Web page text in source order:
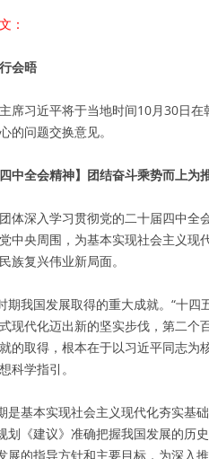
：
会晤
席习近平将于当地时间10月30日
的问题交换意见。
中全会精神】团结奋斗乘势而上
体深入学习贯彻党的二十届四中全
中央周围，为基本实现社会主义现
族复兴伟业新局面。
期我国发展取得的重大成就。“十
现代化迈出新的坚实步伐，第二个
的取得，根本在于以习近平同志为
科学指引。
是基本实现社会主义现代化夯实基
划《建议》准确把握我国发展的历
展的指导方针和主要目标，为深入